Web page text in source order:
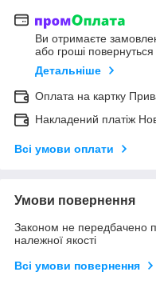
Ви отримаєте
або гроші
Детальніше
Оплата на картку
Накладений платіж
Всі умови оплати
Умови повернення
Законом не передбачено
належної якості
Всі умови повернення